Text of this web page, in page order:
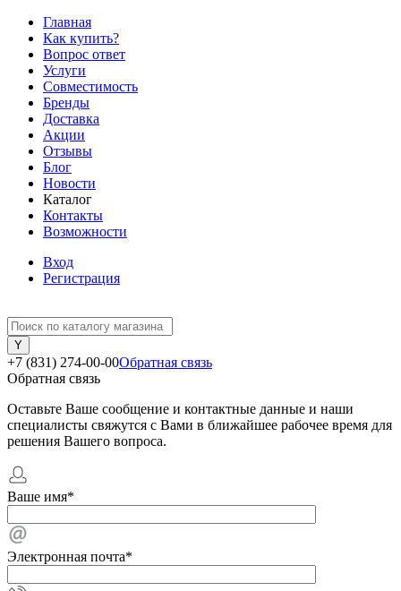
Главная
Как купить?
Вопрос ответ
Услуги
Совместимость
Бренды
Доставка
Акции
Отзывы
Блог
Новости
Каталог
Контакты
Возможности
Вход
Регистрация
+7 (831) 274-00-00Обратная связь
Обратная связь
Оставьте Ваше сообщение и контактные данные и наши
специалисты свяжутся с Вами в ближайшее рабочее время для
решения Вашего вопроса.
Ваше имя*
Электронная почта*